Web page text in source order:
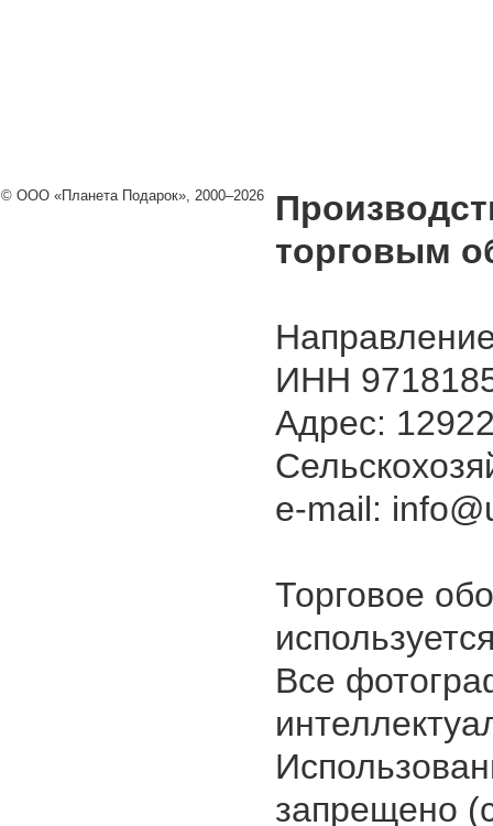
© ООО «Планета Подарок», 2000–2026
торговым
ИНН
Адрес:
e-mail:
Торговое
Все
запрещено